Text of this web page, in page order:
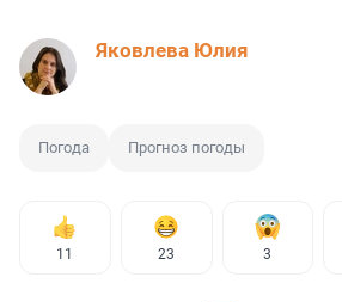
Яковлева Юлия
Погода Прогноз погоды
11 23 3